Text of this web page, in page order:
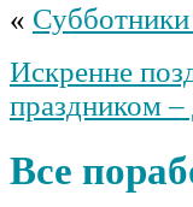
«
Искренне
праздником
Все